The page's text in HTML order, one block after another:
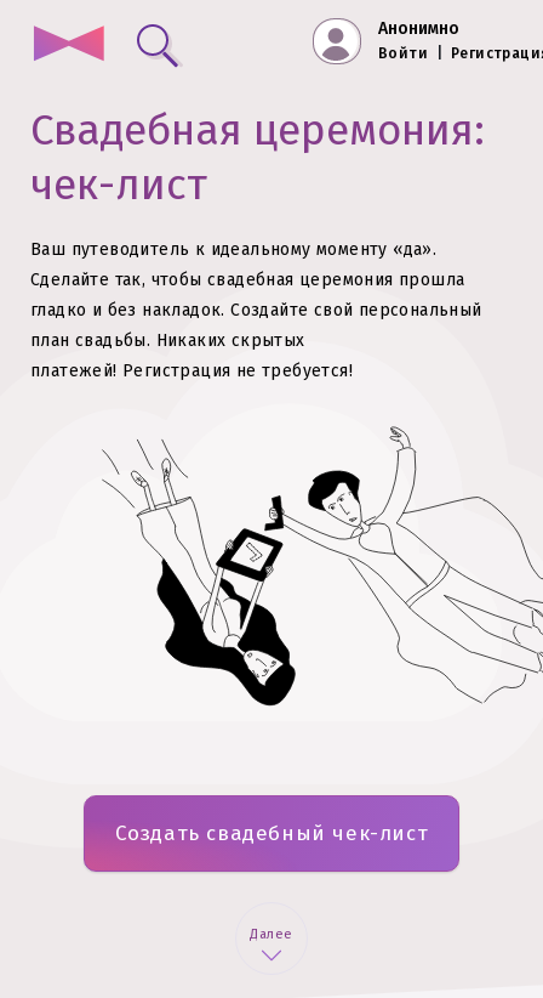
Анонимно
Войти
Свадебная церемония:
чек-лист
Ваш путеводитель к идеальному моменту «да».
Сделайте так, чтобы свадебная церемония прошла
гладко и без накладок. Создайте свой персональный
план свадьбы. Никаких скрытых
платежей! Регистрация не требуется!
Создать свадебный чек-лист
Далее